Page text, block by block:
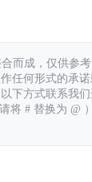
而成，仅供参
任何形式的承
下方式联系我们
请将 # 替换为 @